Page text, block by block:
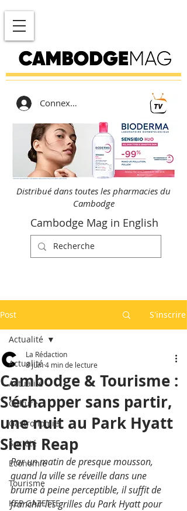
Connexion
Distribué dans toutes les pharmacies du
Cambodge
Cambodge Mag in English
Post S'inscrire
Actualité
Actualité
Culture
Gastronomie
Société
Economie
Tourisme
KEP GAZETTE
Actualité
Cambodge & Tourisme :
S'échapper sans partir,
une nuit au Park Hyatt
Siem Reap
La Rédaction
8 juin4 min de lecture
Par un matin de presque mousson,
quand la ville se réveille dans une
brume à peine perceptible, il suffit de
franchir les grilles du Park Hyatt pour